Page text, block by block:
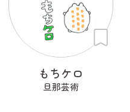
もちケロ
旦那芸術